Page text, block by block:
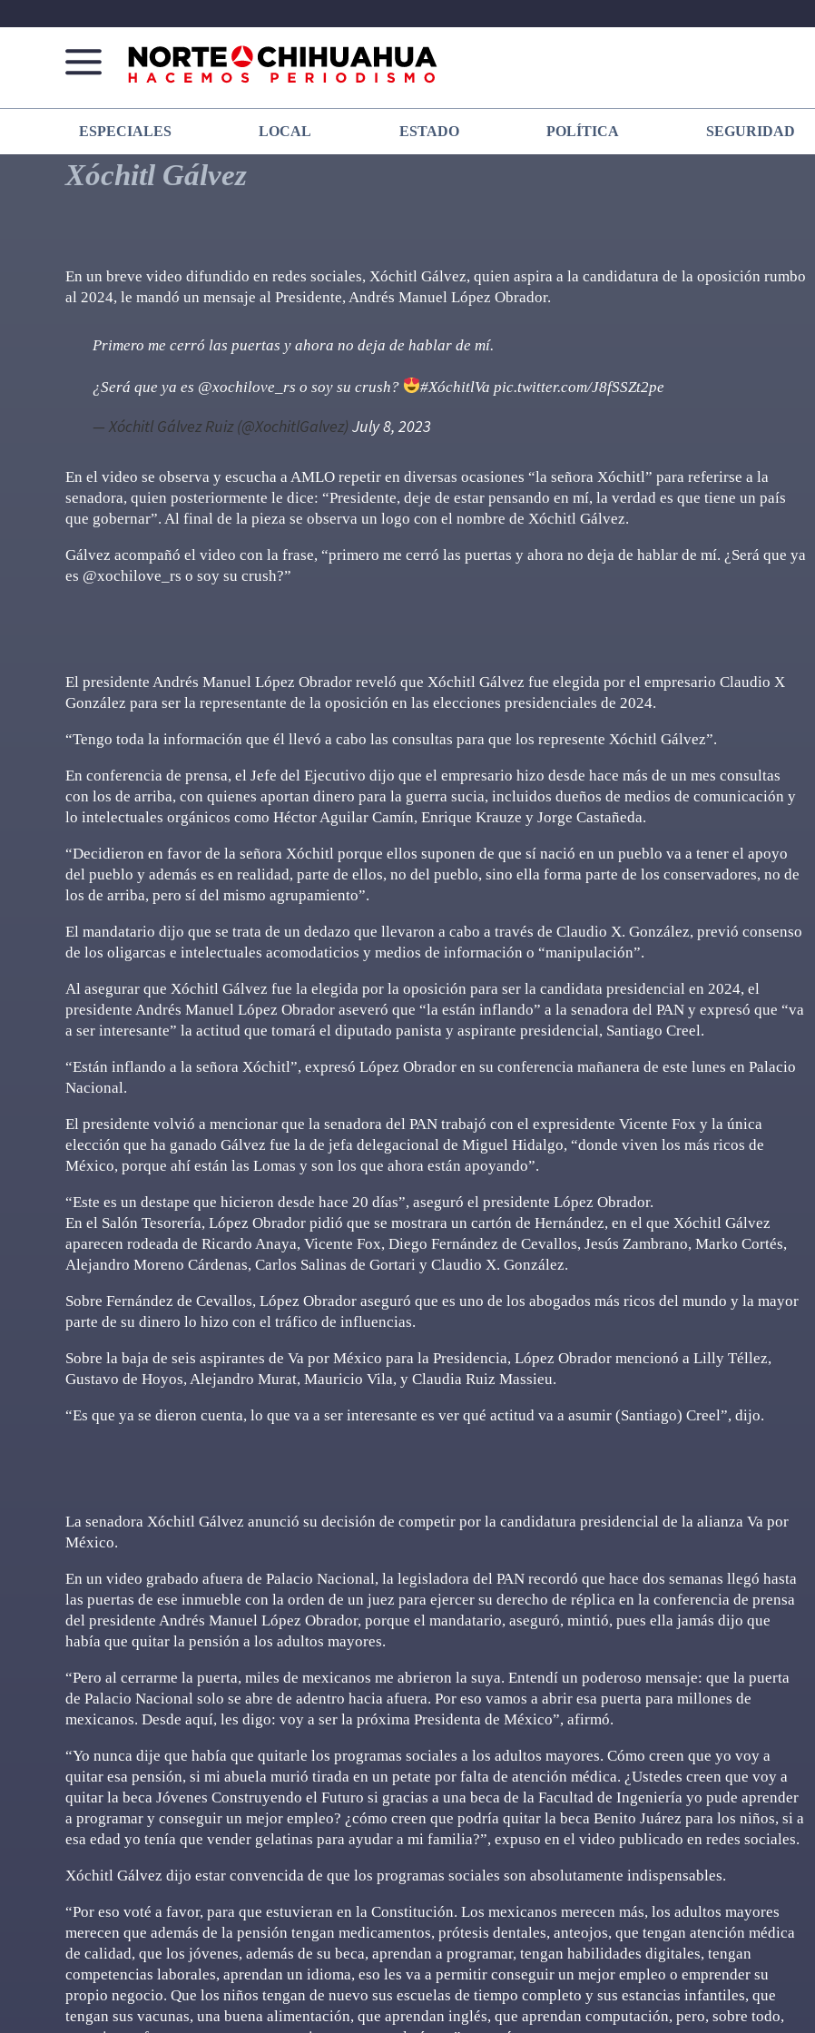
Norte
De
Chihuahua
Más
que
noticias,
hacemos periodismo
ESPECIALES LOCAL ESTADO POLÍTICA SEGURIDAD
Xóchitl Gálvez
En un breve video difundido en redes sociales, Xóchitl Gálvez, quien aspira a la candidatura de la oposición rumbo
al 2024, le mandó un mensaje al Presidente, Andrés Manuel López Obrador.
Primero me cerró las puertas y ahora no deja de hablar de mí.
¿Será que ya es @xochilove_rs o soy su crush? #XóchitlVa pic.twitter.com/J8fSSZt2pe
— Xóchitl Gálvez Ruiz (@XochitlGalvez) July 8, 2023
En el video se observa y escucha a AMLO repetir en diversas ocasiones “la señora Xóchitl” para referirse a la
senadora, quien posteriormente le dice: “Presidente, deje de estar pensando en mí, la verdad es que tiene un país
que gobernar”. Al final de la pieza se observa un logo con el nombre de Xóchitl Gálvez.
Gálvez acompañó el video con la frase, “primero me cerró las puertas y ahora no deja de hablar de mí. ¿Será que ya
es @xochilove_rs o soy su crush?”
El presidente Andrés Manuel López Obrador reveló que Xóchitl Gálvez fue elegida por el empresario Claudio X
González para ser la representante de la oposición en las elecciones presidenciales de 2024.
“Tengo toda la información que él llevó a cabo las consultas para que los represente Xóchitl Gálvez”.
En conferencia de prensa, el Jefe del Ejecutivo dijo que el empresario hizo desde hace más de un mes consultas
con los de arriba, con quienes aportan dinero para la guerra sucia, incluidos dueños de medios de comunicación y
lo intelectuales orgánicos como Héctor Aguilar Camín, Enrique Krauze y Jorge Castañeda.
“Decidieron en favor de la señora Xóchitl porque ellos suponen de que sí nació en un pueblo va a tener el apoyo
del pueblo y además es en realidad, parte de ellos, no del pueblo, sino ella forma parte de los conservadores, no de
los de arriba, pero sí del mismo agrupamiento”.
El mandatario dijo que se trata de un dedazo que llevaron a cabo a través de Claudio X. González, previó consenso
de los oligarcas e intelectuales acomodaticios y medios de información o “manipulación”.
Al asegurar que Xóchitl Gálvez fue la elegida por la oposición para ser la candidata presidencial en 2024, el
presidente Andrés Manuel López Obrador aseveró que “la están inflando” a la senadora del PAN y expresó que “va
a ser interesante” la actitud que tomará el diputado panista y aspirante presidencial, Santiago Creel.
“Están inflando a la señora Xóchitl”, expresó López Obrador en su conferencia mañanera de este lunes en Palacio
Nacional.
El presidente volvió a mencionar que la senadora del PAN trabajó con el expresidente Vicente Fox y la única
elección que ha ganado Gálvez fue la de jefa delegacional de Miguel Hidalgo, “donde viven los más ricos de
México, porque ahí están las Lomas y son los que ahora están apoyando”.
“Este es un destape que hicieron desde hace 20 días”, aseguró el presidente López Obrador.
En el Salón Tesorería, López Obrador pidió que se mostrara un cartón de Hernández, en el que Xóchitl Gálvez
aparecen rodeada de Ricardo Anaya, Vicente Fox, Diego Fernández de Cevallos, Jesús Zambrano, Marko Cortés,
Alejandro Moreno Cárdenas, Carlos Salinas de Gortari y Claudio X. González.
Sobre Fernández de Cevallos, López Obrador aseguró que es uno de los abogados más ricos del mundo y la mayor
parte de su dinero lo hizo con el tráfico de influencias.
Sobre la baja de seis aspirantes de Va por México para la Presidencia, López Obrador mencionó a Lilly Téllez,
Gustavo de Hoyos, Alejandro Murat, Mauricio Vila, y Claudia Ruiz Massieu.
“Es que ya se dieron cuenta, lo que va a ser interesante es ver qué actitud va a asumir (Santiago) Creel”, dijo.
La senadora Xóchitl Gálvez anunció su decisión de competir por la candidatura presidencial de la alianza Va por
México.
En un video grabado afuera de Palacio Nacional, la legisladora del PAN recordó que hace dos semanas llegó hasta
las puertas de ese inmueble con la orden de un juez para ejercer su derecho de réplica en la conferencia de prensa
del presidente Andrés Manuel López Obrador, porque el mandatario, aseguró, mintió, pues ella jamás dijo que
había que quitar la pensión a los adultos mayores.
“Pero al cerrarme la puerta, miles de mexicanos me abrieron la suya. Entendí un poderoso mensaje: que la puerta
de Palacio Nacional solo se abre de adentro hacia afuera. Por eso vamos a abrir esa puerta para millones de
mexicanos. Desde aquí, les digo: voy a ser la próxima Presidenta de México”, afirmó.
“Yo nunca dije que había que quitarle los programas sociales a los adultos mayores. Cómo creen que yo voy a
quitar esa pensión, si mi abuela murió tirada en un petate por falta de atención médica. ¿Ustedes creen que voy a
quitar la beca Jóvenes Construyendo el Futuro si gracias a una beca de la Facultad de Ingeniería yo pude aprender
a programar y conseguir un mejor empleo? ¿cómo creen que podría quitar la beca Benito Juárez para los niños, si a
esa edad yo tenía que vender gelatinas para ayudar a mi familia?”, expuso en el video publicado en redes sociales.
Xóchitl Gálvez dijo estar convencida de que los programas sociales son absolutamente indispensables.
“Por eso voté a favor, para que estuvieran en la Constitución. Los mexicanos merecen más, los adultos mayores
merecen que además de la pensión tengan medicamentos, prótesis dentales, anteojos, que tengan atención médica
de calidad, que los jóvenes, además de su beca, aprendan a programar, tengan habilidades digitales, tengan
competencias laborales, aprendan un idioma, eso les va a permitir conseguir un mejor empleo o emprender su
propio negocio. Que los niños tengan de nuevo sus escuelas de tiempo completo y sus estancias infantiles, que
tengan sus vacunas, una buena alimentación, que aprendan inglés, que aprendan computación, pero, sobre todo,